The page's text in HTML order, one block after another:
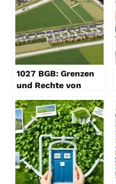
1027 BGB: Grenzen
und Rechte von